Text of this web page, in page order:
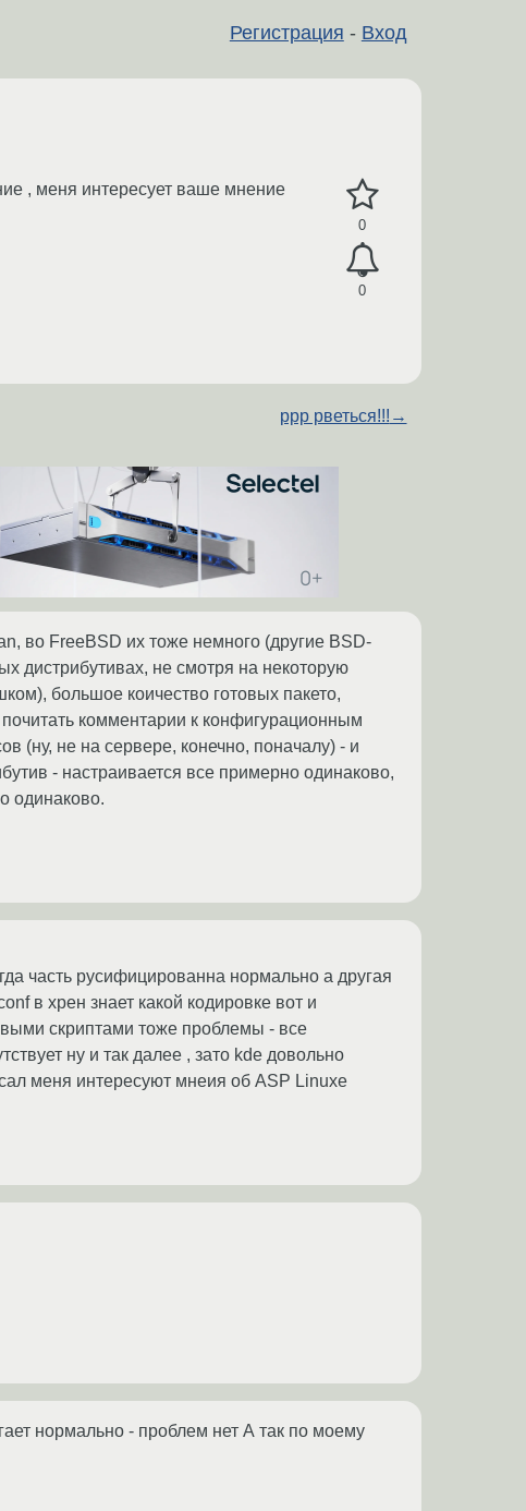
Регистрация - Вход
0
0
, меня интересует ваше мнение
ppp рветься!!! →
во FreeBSD их тоже немного (другие BSD-
дистрибутивах, не смотря на некоторую
большое коичество готовых пакето,
комментарии к конфигурационным
(ну, не на сервере, конечно, поначалу) - и
- настраивается все примерно одинаково,
одинаково.
часть русифицированна нормально а другая
в хрен знает какой кодировке вот и
скриптами тоже проблемы - все
ну и так далее , зато kde довольно
меня интересуют мнеия об ASP Linuxe
нормально - проблем нет А так по моему